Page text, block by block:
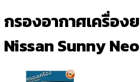
กรองอากาศเครื่อง
Nissan Sunny